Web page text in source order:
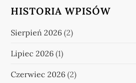
HISTORIA WPISÓW
Sierpień 2026 (2)
Lipiec 2026 (1)
Czerwiec 2026 (2)